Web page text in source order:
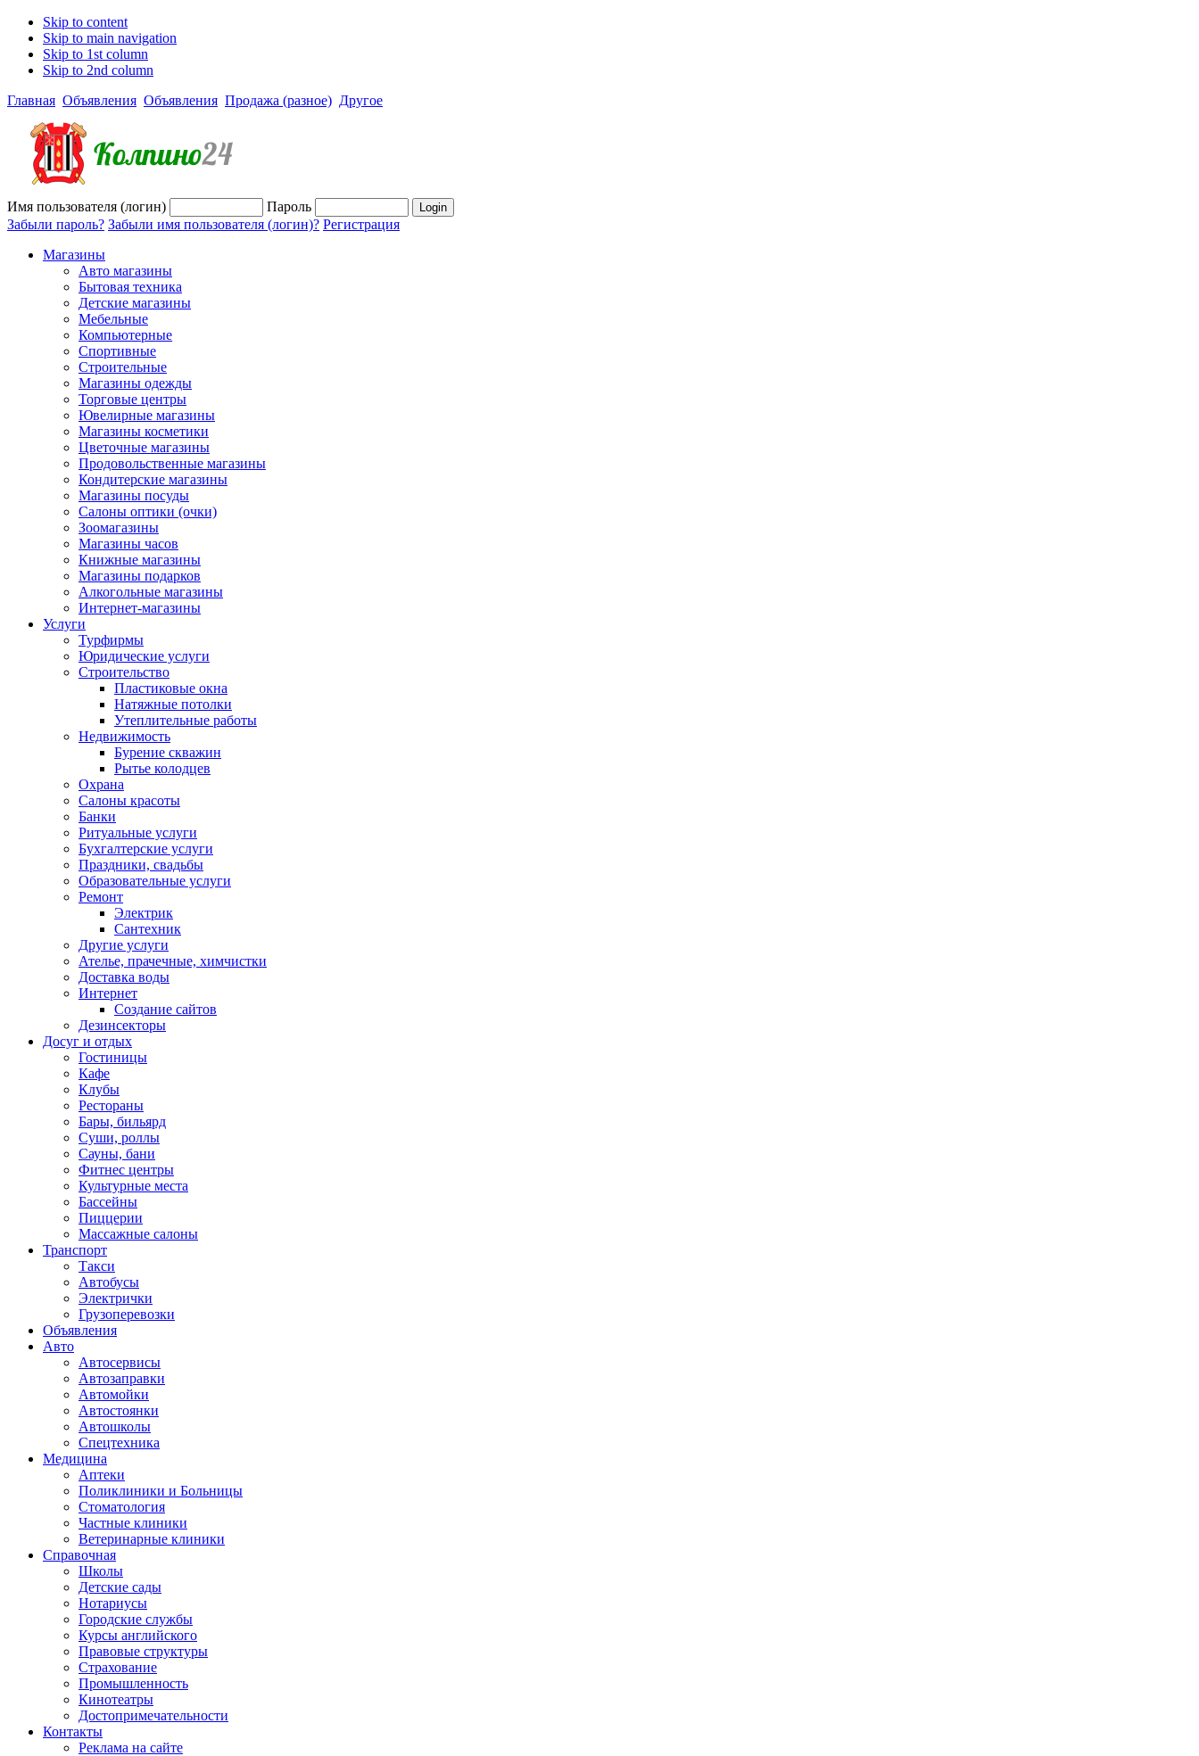
Skip to content
Skip to main navigation
Skip to 1st column
Skip to 2nd column
Главная Объявления Объявления Продажа (разное) Другое
Имя пользователя (логин)
Пароль
Забыли пароль? Забыли имя пользователя (логин)? Регистрация
Магазины
Авто магазины
Бытовая техника
Детские магазины
Мебельные
Компьютерные
Спортивные
Строительные
Магазины одежды
Торговые центры
Ювелирные магазины
Магазины косметики
Цветочные магазины
Продовольственные магазины
Кондитерские магазины
Магазины посуды
Салоны оптики (очки)
Зоомагазины
Магазины часов
Книжные магазины
Магазины подарков
Алкогольные магазины
Интернет-магазины
Услуги
Турфирмы
Юридические услуги
Строительство
Пластиковые окна
Натяжные потолки
Утеплительные работы
Недвижимость
Бурение скважин
Рытье колодцев
Охрана
Салоны красоты
Банки
Ритуальные услуги
Бухгалтерские услуги
Праздники, свадьбы
Образовательные услуги
Ремонт
Электрик
Сантехник
Другие услуги
Ателье, прачечные, химчистки
Доставка воды
Интернет
Создание сайтов
Дезинсекторы
Досуг и отдых
Гостиницы
Кафе
Клубы
Рестораны
Бары, бильярд
Суши, роллы
Сауны, бани
Фитнес центры
Культурные места
Бассейны
Пиццерии
Массажные салоны
Транспорт
Такси
Автобусы
Электрички
Грузоперевозки
Объявления
Авто
Автосервисы
Автозаправки
Автомойки
Автостоянки
Автошколы
Спецтехника
Медицина
Аптеки
Поликлиники и Больницы
Стоматология
Частные клиники
Ветеринарные клиники
Справочная
Школы
Детские сады
Нотариусы
Городские службы
Курсы английского
Правовые структуры
Страхование
Промышленность
Кинотеатры
Достопримечательности
Контакты
Реклама на сайте